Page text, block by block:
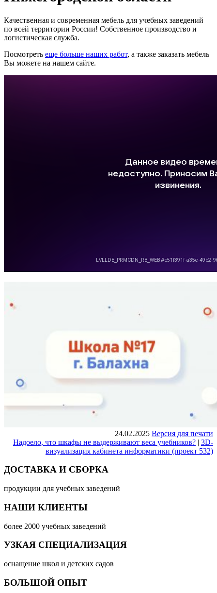
Качественная и современная мебель для учебных заведений
по всей территории России! Собственное производство и
логистическая служба.
Посмотреть еще больше наших работ, а также заказать мебель
Вы можете на нашем сайте.
24.02.2025 Версия для печати
Надоело, что шкафы не выдерживают веса учебников? | 3D-
визуализация кабинета информатики (проект 532)
ДОСТАВКА И СБОРКА
продукции для учебных заведений
НАШИ КЛИЕНТЫ
более 2000 учебных заведений
УЗКАЯ СПЕЦИАЛИЗАЦИЯ
оснащение школ и детских садов
БОЛЬШОЙ ОПЫТ